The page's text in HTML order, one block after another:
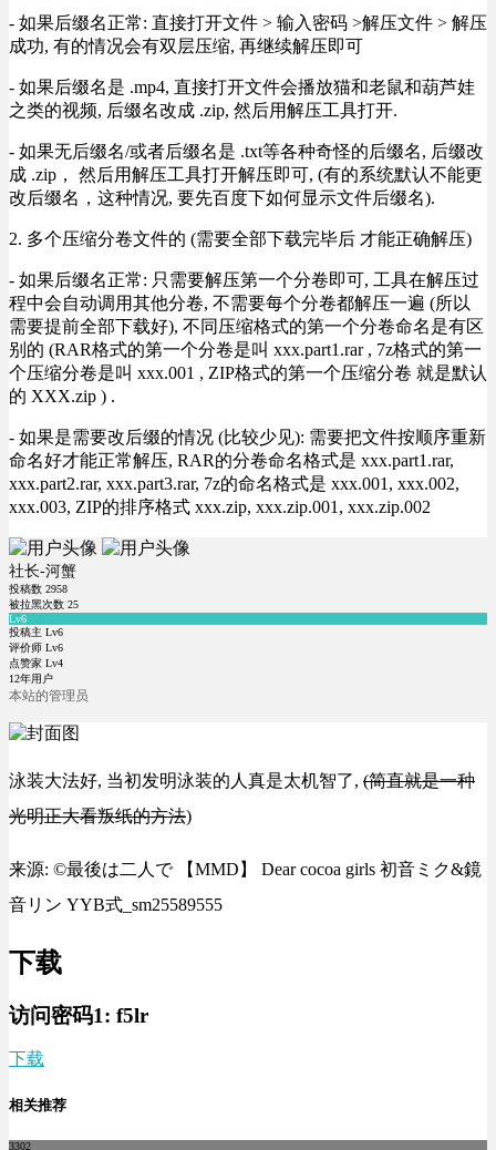
- 如果后缀名正常: 直接打开文件 > 输入密码 >解压文件 > 解压
成功, 有的情况会有双层压缩, 再继续解压即可
- 如果后缀名是 .mp4, 直接打开文件会播放猫和老鼠和葫芦娃
之类的视频, 后缀名改成 .zip, 然后用解压工具打开.
- 如果无后缀名/或者后缀名是 .txt等各种奇怪的后缀名, 后缀改
成 .zip， 然后用解压工具打开解压即可, (有的系统默认不能更
改后缀名，这种情况, 要先百度下如何显示文件后缀名).
2. 多个压缩分卷文件的 (需要全部下载完毕后 才能正确解压)
- 如果后缀名正常: 只需要解压第一个分卷即可, 工具在解压过
程中会自动调用其他分卷, 不需要每个分卷都解压一遍 (所以
需要提前全部下载好), 不同压缩格式的第一个分卷命名是有区
别的 (RAR格式的第一个分卷是叫 xxx.part1.rar , 7z格式的第一
个压缩分卷是叫 xxx.001 , ZIP格式的第一个压缩分卷 就是默认
的 XXX.zip ) .
- 如果是需要改后缀的情况 (比较少见): 需要把文件按顺序重新
命名好才能正常解压, RAR的分卷命名格式是 xxx.part1.rar,
xxx.part2.rar, xxx.part3.rar, 7z的命名格式是 xxx.001, xxx.002,
xxx.003, ZIP的排序格式 xxx.zip, xxx.zip.001, xxx.zip.002
社长-河蟹
投稿数 2958
被拉黑次数 25
Lv6
投稿主 Lv6
评价师 Lv6
点赞家 Lv4
12年用户
本站的管理员
泳装大法好, 当初发明泳装的人真是太机智了, (简直就是一种
光明正大看叛纸的方法)
来源: ©最後は二人で 【MMD】 Dear cocoa girls 初音ミク&鏡
音リン YYB式_sm25589555
下载
访问密码1: f5lr
下载
相关推荐
3302